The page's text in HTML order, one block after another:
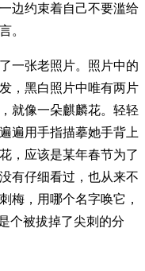
边约束着自己不要滥给
。
一张老照片。照片中的
，黑白照片中唯有两片
就像一朵麒麟花。轻轻
遍用手指描摹她手背上
，应该是某年春节为了
有仔细看过，也从来不
梅，用哪个名字唤它，
个被拔掉了尖刺的分